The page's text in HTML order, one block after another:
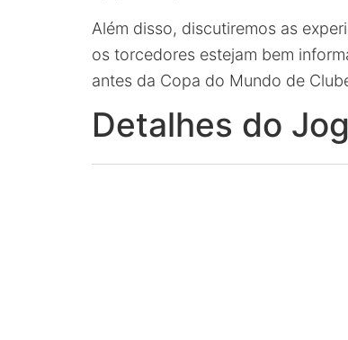
Além disso, discutiremos as
os torcedores estejam bem
antes da Copa do Mundo de
Detalhes do